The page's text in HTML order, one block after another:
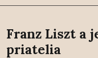
Franz Liszt a
priatelia